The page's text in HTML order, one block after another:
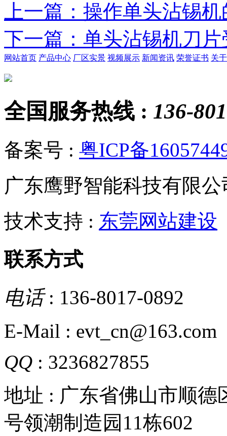
上一篇 ：操作单头沾锡
下一篇 ：单头沾锡机刀
网站首页 产品中心 厂区实景 视频展示 新闻资讯 荣誉证书 关
全国服务热线 : 136-
备案号 : 粤ICP备
广东鹰野智能科技有限
技术支持 : 东莞网站建设
联系方式
电话: 136-8017-0892
E-Mail : evt_cn@163.com
QQ : 3236827855
地址 : 广东省佛山市顺德
号领潮制造园11栋602